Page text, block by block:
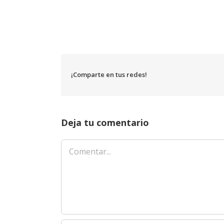
¡Comparte en tus redes!
Deja tu comentario
Comentar